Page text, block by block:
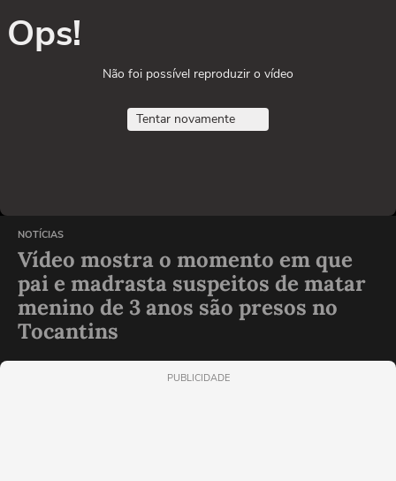
Ops!
Não foi possível reproduzir o vídeo
Tentar novamente
NOTÍCIAS
Vídeo mostra o momento em que
pai e madrasta suspeitos de matar
menino de 3 anos são presos no
Tocantins
PUBLICIDADE